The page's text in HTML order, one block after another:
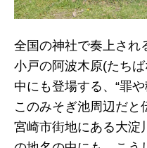
全国の神社で奏上され
小戸の阿波木原(たち
中にも登場する、“罪
このみそぎ池周辺だと
宮崎市街地にある大淀